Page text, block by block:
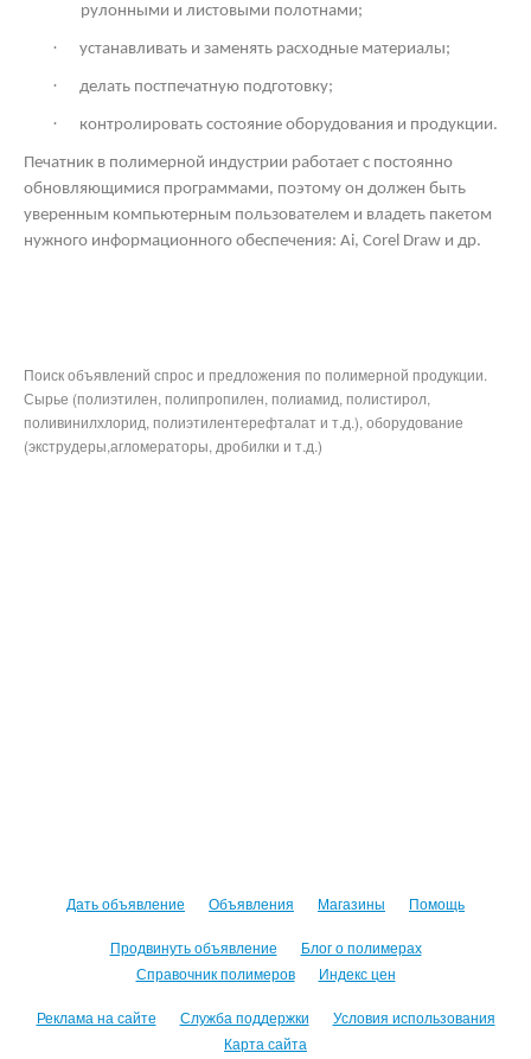
рулонными и листовыми полотнами;
· устанавливать и заменять расходные материалы;
· делать постпечатную подготовку;
· контролировать состояние оборудования и продукции.
Печатник в полимерной индустрии работает с постоянно
обновляющимися программами, поэтому он должен быть
уверенным компьютерным пользователем и владеть пакетом
нужного информационного обеспечения: Ai, Corel Draw и др.
Поиск объявлений спрос и предложения по полимерной продукции.
Сырье (полиэтилен, полипропилен, полиамид, полистирол,
поливинилхлорид, полиэтилентерефталат и т.д.), оборудование
(экструдеры,агломераторы, дробилки и т.д.)
Дать объявление Объявления Магазины Помощь
Продвинуть объявление
Блог о полимерах
Справочник полимеров
Индекс цен
Реклама на сайте Служба поддержки
Условия использования
Карта сайта